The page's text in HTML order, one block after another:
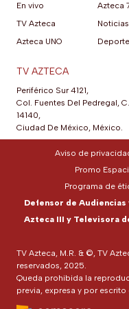
En vivo
TV Azteca
Azteca UNO
Azteca
Noticias
TV AZTECA
Periférico Sur 4121,
Col. Fuentes Del Pedregal,
14140,
Ciudad De México, México.
TV Azteca, M.R. & ©, TV
reservados, 2025.
Queda prohibida la
previa, expresa y por escrito
Aviso de
Promo
Programa de
Defensor de
Azteca III y Televisora